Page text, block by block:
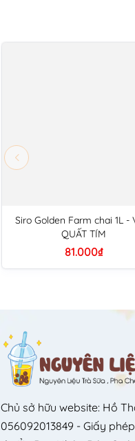
Siro Golden Farm chai 1L -
QUẤT TÍM
81.000₫
Chủ sở hữu website: Hồ
056092013849 - Giấy